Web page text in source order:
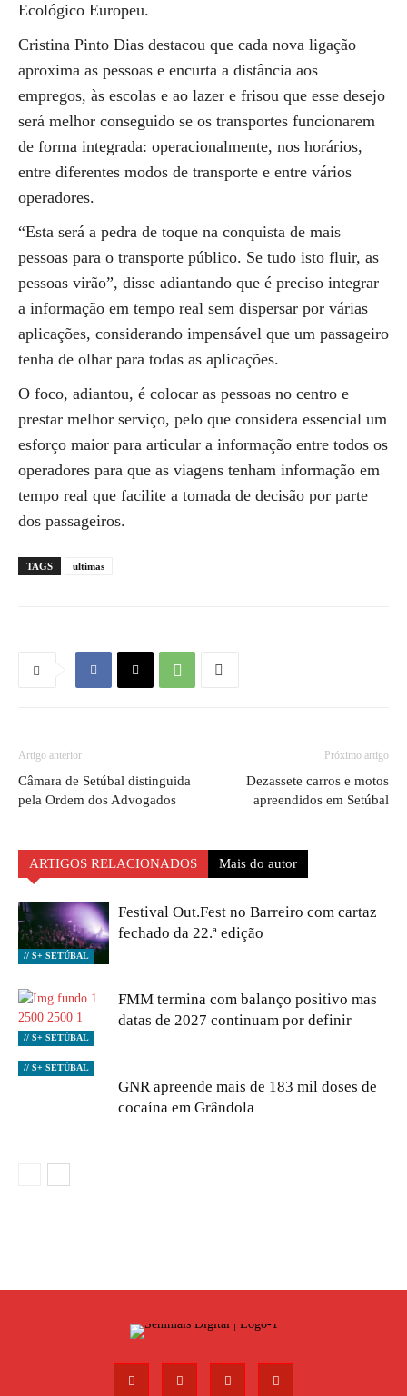
Ecológico Europeu.
Cristina Pinto Dias destacou que cada nova ligação
aproxima as pessoas e encurta a distância aos
empregos, às escolas e ao lazer e frisou que esse desejo
será melhor conseguido se os transportes funcionarem
de forma integrada: operacionalmente, nos horários,
entre diferentes modos de transporte e entre vários
operadores.
“Esta será a pedra de toque na conquista de mais
pessoas para o transporte público. Se tudo isto fluir, as
pessoas virão”, disse adiantando que é preciso integrar
a informação em tempo real sem dispersar por várias
aplicações, considerando impensável que um passageiro
tenha de olhar para todas as aplicações.
O foco, adiantou, é colocar as pessoas no centro e
prestar melhor serviço, pelo que considera essencial um
esforço maior para articular a informação entre todos os
operadores para que as viagens tenham informação em
tempo real que facilite a tomada de decisão por parte
dos passageiros.
TAGS ultimas
Artigo anterior
Câmara de Setúbal distinguida
pela Ordem dos Advogados
Próximo artigo
Dezassete carros e motos
apreendidos em Setúbal
ARTIGOS RELACIONADOS Mais do autor
// S+ SETÚBAL
Festival Out.Fest no Barreiro com cartaz
fechado da 22.ª edição
// S+ SETÚBAL
FMM termina com balanço positivo mas
datas de 2027 continuam por definir
// S+ SETÚBAL
GNR apreende mais de 183 mil doses de
cocaína em Grândola